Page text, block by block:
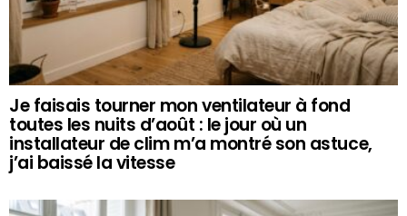
Je faisais tourner mon ventilateur à fond
toutes les nuits d’août : le jour où un
installateur de clim m’a montré son astuce,
j’ai baissé la vitesse